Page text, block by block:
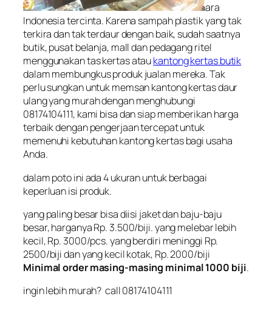
ara
Indonesia tercinta. Karena sampah plastik yang tak
terkira dan tak terdaur dengan baik, sudah saatnya
butik, pusat belanja, mall dan pedagang ritel
menggunakan tas kertas ataukantong kertas butik
dalam membungkus produk jualan mereka. Tak
perlu sungkan untuk memsan kantong kertas daur
ulang yang murah dengan menghubungi
08174104111, kami bisa dan siap memberikan harga
terbaik dengan pengerjaan tercepat untuk
memenuhi kebutuhan kantong kertas bagi usaha
Anda.
dalam poto ini ada 4 ukuran untuk berbagai
keperluan isi produk.
yang paling besar bisa diisi jaket dan baju-baju
besar, harganya Rp. 3.500/biji. yang melebar lebih
kecil, Rp. 3000/pcs. yang berdiri meninggi Rp.
2500/biji dan yang kecil kotak, Rp. 2000/biji
Minimal order masing-masing minimal 1000 biji.
ingin lebih murah? call 08174104111